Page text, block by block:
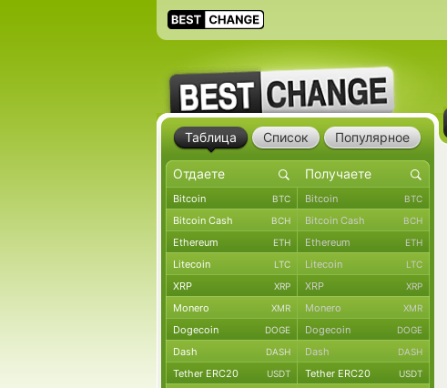
Таблица Список Популярное
Bitcoin BTC Bitcoin BTC
Bitcoin Cash BCH Bitcoin Cash BCH
Ethereum ETH Ethereum ETH
Litecoin LTC Litecoin LTC
XRP XRP XRP XRP
Monero XMR Monero XMR
Dogecoin DOGE Dogecoin DOGE
Dash DASH Dash DASH
Tether ERC20 USDT Tether ERC20 USDT